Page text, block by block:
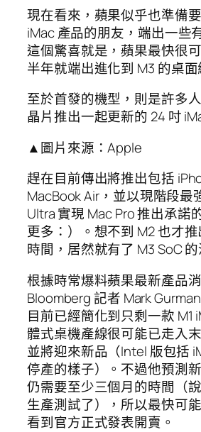
現在看來，蘋果似乎也準備
iMac 產品的朋友，端出一些
這個驚喜就是，蘋果最快很
半年就端出進化到 M3 的桌面
至於首發的機型，則是許多
晶片推出一起更新的 24 吋
▲圖片來源：Apple
趕在目前傳出將推出包括
MacBook Air，並以現階段最
Ultra 實現 Mac Pro 推出承諾
更多：）。想不到 M2 也才
時間，居然就有了 M3 SoC 的
根據時常爆料蘋果最新產品
Bloomberg 記者 Mark
目前已經簡化到只剩一款 M1
體式桌機產線很可能已走入
並將迎來新品（Intel 版包括
停產的樣子）。不過他預測
仍需要至少三個月的時間（
生產測試了），所以最快可
看到官方正式發表開賣。